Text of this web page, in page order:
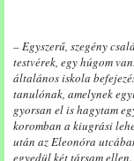
– Egyszerű, szegény
testvérek, egy húgom
általános iskola
tanulónak, amelynek
gyorsan el is hagytam
koromban a kiugrási
után az Eleonóra
egyedül két társam